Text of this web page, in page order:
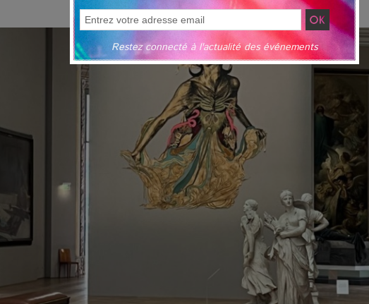
Restez connecté à l'actualité des événements